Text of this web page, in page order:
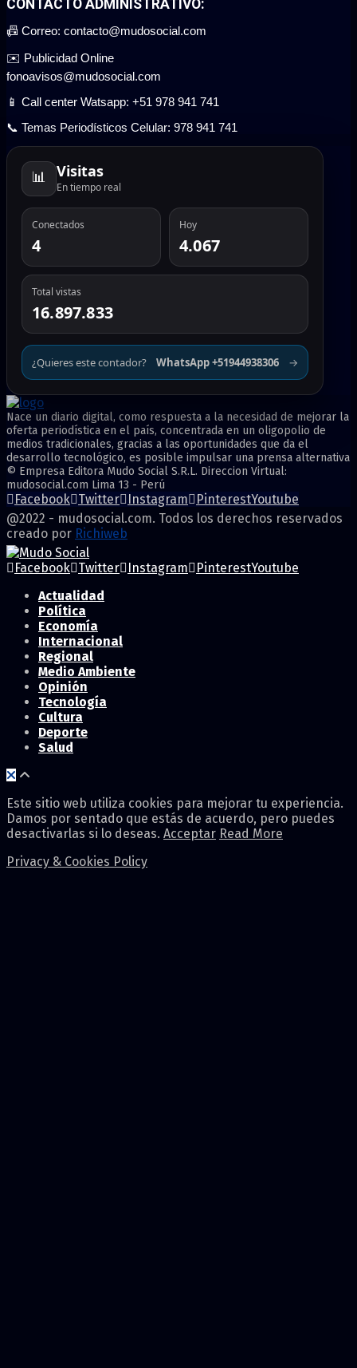
CONTACTO ADMINISTRATIVO:
📠 Correo: contacto@mudosocial.com
✉️ Publicidad Online
fonoavisos@mudosocial.com
📱 Call center Watsapp: +51 978 941 741
📞 Temas Periodísticos Celular: 978 941 741
📊 Visitas
En tiempo real
Conectados
4
Hoy
4.067
Total vistas
16.897.833
¿Quieres este contador? WhatsApp +51944938306 →
Nace un diario digital, como respuesta a la necesidad de mejorar la
oferta periodística en el país, concentrada en un oligopolio de
medios tradicionales, gracias a las oportunidades que da el
desarrollo tecnológico, es posible impulsar una prensa alternativa
© Empresa Editora Mudo Social S.R.L. Direccion Virtual:
mudosocial.com Lima 13 - Perú
Facebook Twitter Instagram PinterestYoutube
@2022 - mudosocial.com. Todos los derechos reservados
creado por Richiweb
Facebook Twitter Instagram PinterestYoutube
Actualidad
Política
Economía
Internacional
Regional
Medio Ambiente
Opinión
Tecnología
Cultura
Deporte
Salud
Este sitio web utiliza cookies para mejorar tu experiencia.
Damos por sentado que estás de acuerdo, pero puedes
desactivarlas si lo deseas. Acceptar Read More
Privacy & Cookies Policy